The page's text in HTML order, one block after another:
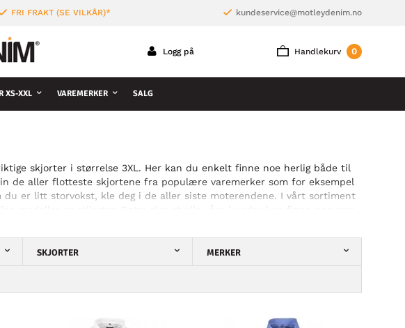
FRI FRAKT (SE VILKÅR)* kundeservice@motleydenim.no
Handlekurv 0
Logg på
XS-XXL VAREMERKER SALG
skjorter i størrelse 3XL. Her kan du enkelt finne noe herlig både til
de aller flotteste skjortene fra populære varemerker som for eksempel
du er litt storvokst, kle deg i de aller siste moterendene. I vårt sortiment
og rutete i flere ulike designer. Ta en titt i vårt sortiment og finne
SKJORTER MERKER